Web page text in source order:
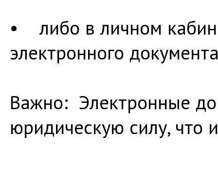
• либо в личном
электронного
Важно: Электронные
юридическую силу, что